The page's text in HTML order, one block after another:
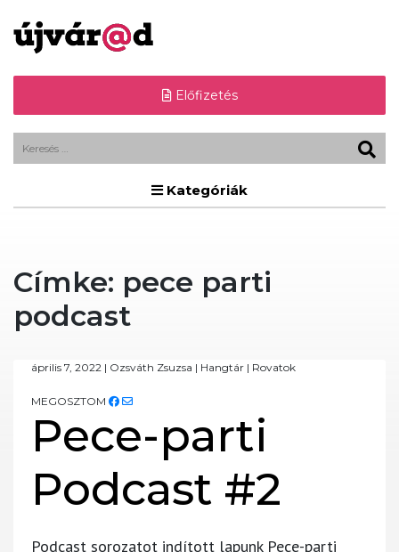
Előfizetés
Kategóriák
Címke: pece parti
podcast
április 7, 2022 | Ozsváth Zsuzsa | Hangtár | Rovatok
MEGOSZTOM
Pece-parti
Podcast #2
Podcast sorozatot indított lapunk Pece-parti